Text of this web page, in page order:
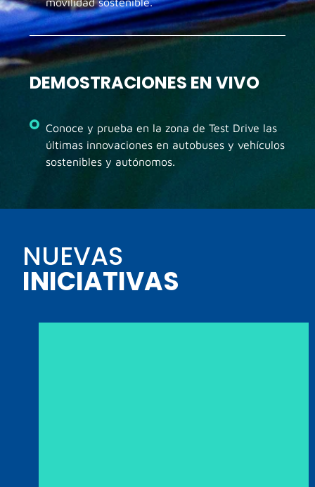
DEMOSTRACIONES EN VIVO
Conoce y prueba en la zona de Test Drive las
últimas innovaciones en autobuses y vehículos
sostenibles y autónomos.
NUEVAS
INICIATIVAS